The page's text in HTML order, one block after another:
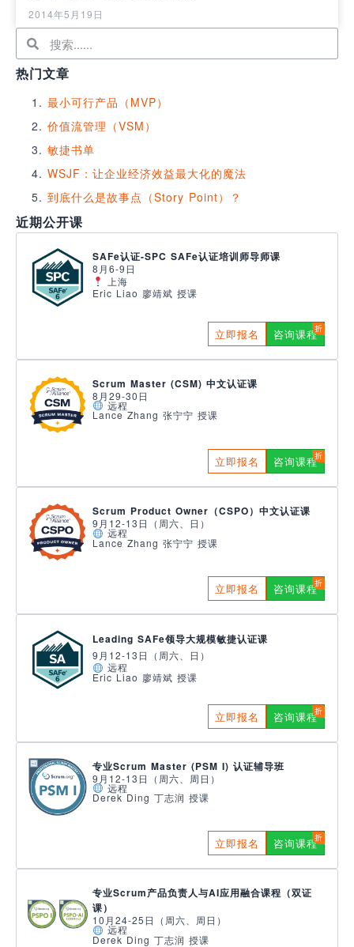
2014年5月19日
热门文章
最小可行产品（MVP）
价值流管理（VSM）
敏捷书单
WSJF：让企业经济效益最大化的魔法
到底什么是故事点（Story Point）？
近期公开课
SAFe认证-SPC SAFe认证培训师导师课
8月6-9日
上海
Eric Liao 廖靖斌 授课
立即报名 咨询课程
Scrum Master (CSM) 中文认证课
8月29-30日
远程
Lance Zhang 张宁宁 授课
立即报名 咨询课程
Scrum Product Owner（CSPO）中文认证课
9月12-13日（周六、日）
远程
Lance Zhang 张宁宁 授课
立即报名 咨询课程
Leading SAFe领导大规模敏捷认证课
9月12-13日（周六、日）
远程
Eric Liao 廖靖斌 授课
立即报名 咨询课程
专业Scrum Master (PSM I) 认证辅导班
9月12-13日（周六、周日）
远程
Derek Ding 丁志润 授课
立即报名 咨询课程
专业Scrum产品负责人与AI应用融合课程（双证
课）
10月24-25日（周六、周日）
远程
Derek Ding 丁志润 授课